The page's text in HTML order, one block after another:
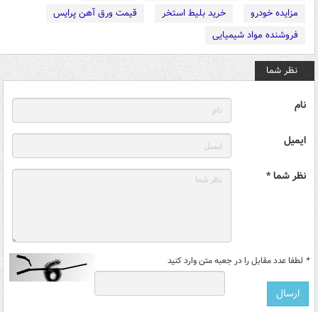
مزایده خودرو
خرید بلیط استخر
قیمت ورق آهن پرایس
فروشنده مواد شیمیایی
نظر شما
نام
ایمیل
نظر شما *
* لطفا عدد مقابل را در جعبه متن وارد کنید